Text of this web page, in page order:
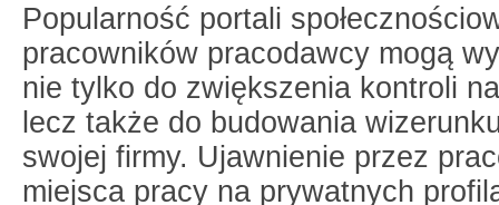
Popularność portali
pracowników pracodawcy mogą
nie tylko do zwiększenia kontroli
lecz także do budowania
swojej firmy. Ujawnienie przez
miejsca pracy na prywatnych